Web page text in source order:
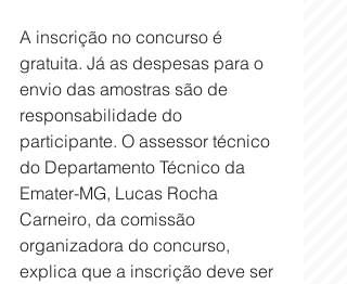
A inscrição no concurso é
gratuita. Já as despesas para o
envio das amostras são de
responsabilidade do
participante. O assessor técnico
do Departamento Técnico da
Emater-MG, Lucas Rocha
Carneiro, da comissão
organizadora do concurso,
explica que a inscrição deve ser